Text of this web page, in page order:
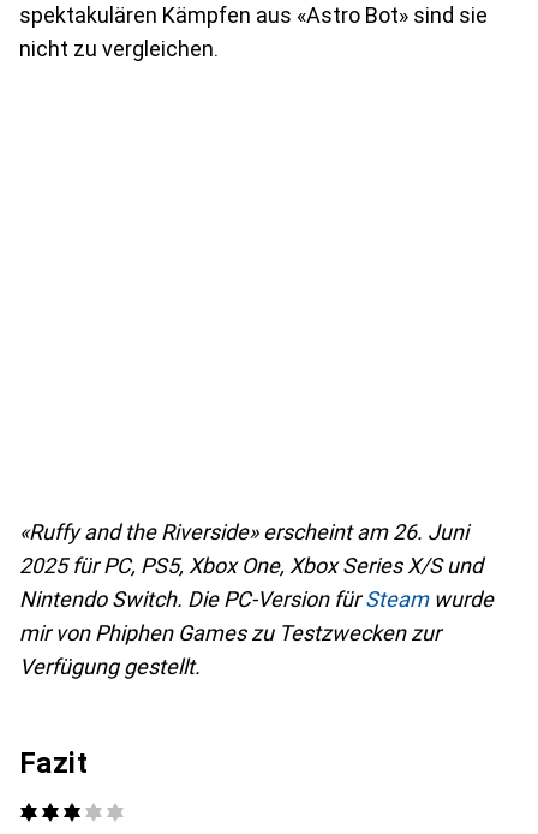
spektakulären Kämpfen aus «Astro Bot» sind sie
nicht zu vergleichen.
«Ruffy and the Riverside» erscheint am 26. Juni
2025 für PC, PS5, Xbox One, Xbox Series X/S und
Nintendo Switch. Die PC-Version fürSteam wurde
mir von Phiphen Games zu Testzwecken zur
Verfügung gestellt.
Fazit